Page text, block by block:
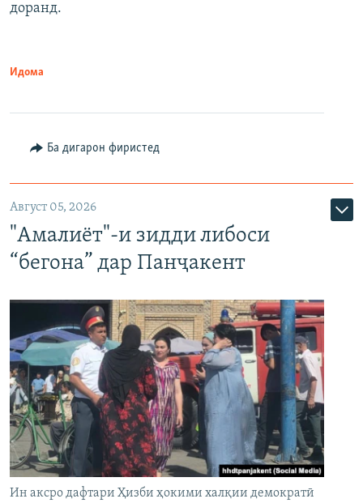
доранд.
Идома
Ба дигарон фиристед
Август 05, 2026
"Амалиёт"-и зидди либоси
“бегона” дар Панҷакент
Ин аксро дафтари Ҳизби ҳокими халқии демократӣ